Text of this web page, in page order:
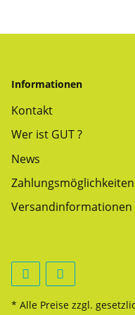
Informationen
Kontakt
Wer ist GUT ?
News
Zahlungsmöglichkeiten
Versandinformationen
* Alle Preise zzgl.